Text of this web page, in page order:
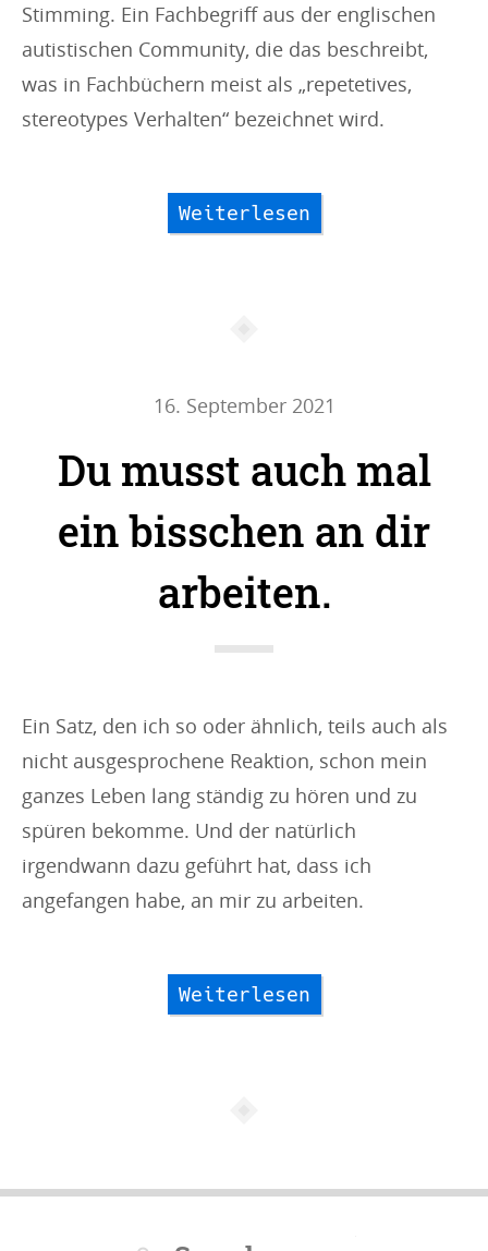
Stimming. Ein Fachbegriff aus der englischen
autistischen Community, die das beschreibt,
was in Fachbüchern meist als „repetetives,
stereotypes Verhalten“ bezeichnet wird.
Weiterlesen
16. September 2021
Du musst auch mal
ein bisschen an dir
arbeiten.
Ein Satz, den ich so oder ähnlich, teils auch als
nicht ausgesprochene Reaktion, schon mein
ganzes Leben lang ständig zu hören und zu
spüren bekomme. Und der natürlich
irgendwann dazu geführt hat, dass ich
angefangen habe, an mir zu arbeiten.
Weiterlesen